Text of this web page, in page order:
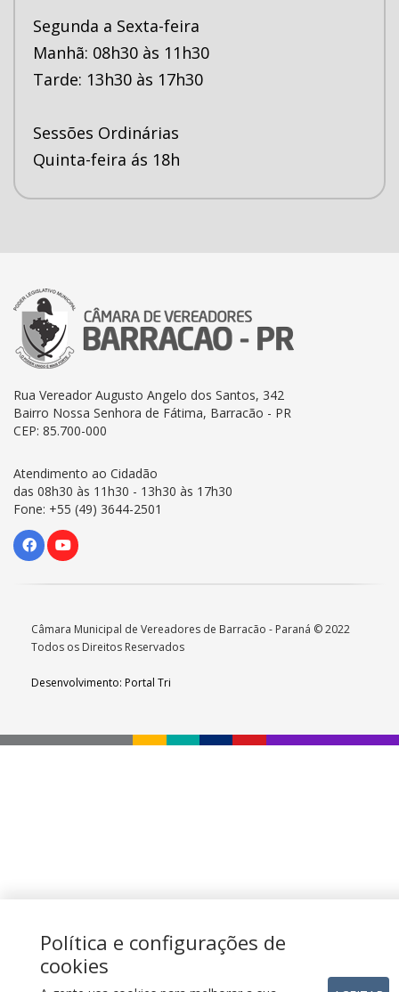
Segunda a Sexta-feira
Manhã: 08h30 às 11h30
Tarde: 13h30 às 17h30
Sessões Ordinárias
Quinta-feira ás 18h
Rua Vereador Augusto Angelo dos Santos, 342
Bairro Nossa Senhora de Fátima, Barracão - PR
CEP: 85.700-000
Atendimento ao Cidadão
das 08h30 às 11h30 - 13h30 às 17h30
Fone: +55 (49) 3644-2501
Câmara Municipal de Vereadores de Barracão - Paraná © 2022
Todos os Direitos Reservados
Desenvolvimento: Portal Tri
Política e configurações de
cookies